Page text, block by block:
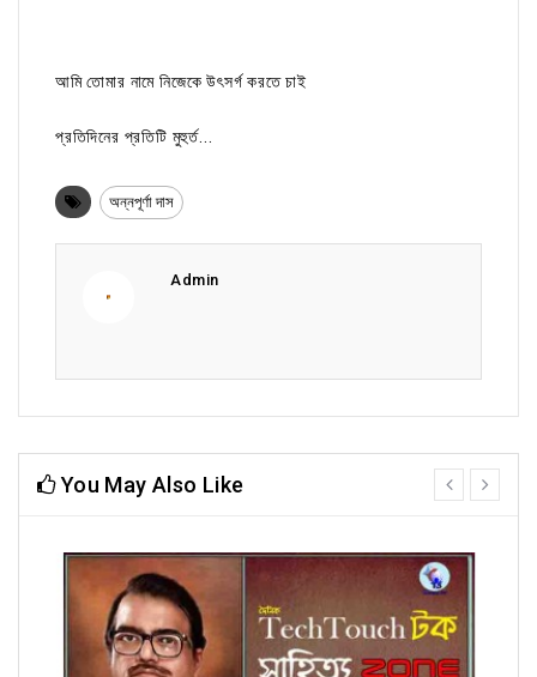
আমি তোমার নামে নিজেকে উৎসর্গ করতে চাই
প্রতিদিনের প্রতিটি মুহুর্ত...
অন্নপূর্ণা দাস
Admin
You May Also Like
prev